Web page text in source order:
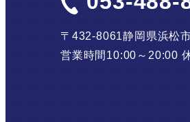
〒432-8061静岡県浜松
営業時間 10:00～20:00